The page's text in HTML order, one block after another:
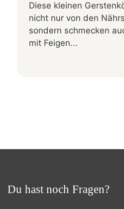
Diese kleinen
nicht nur von den
sondern schmecken
mit Feigen...
Du hast noch Fragen?